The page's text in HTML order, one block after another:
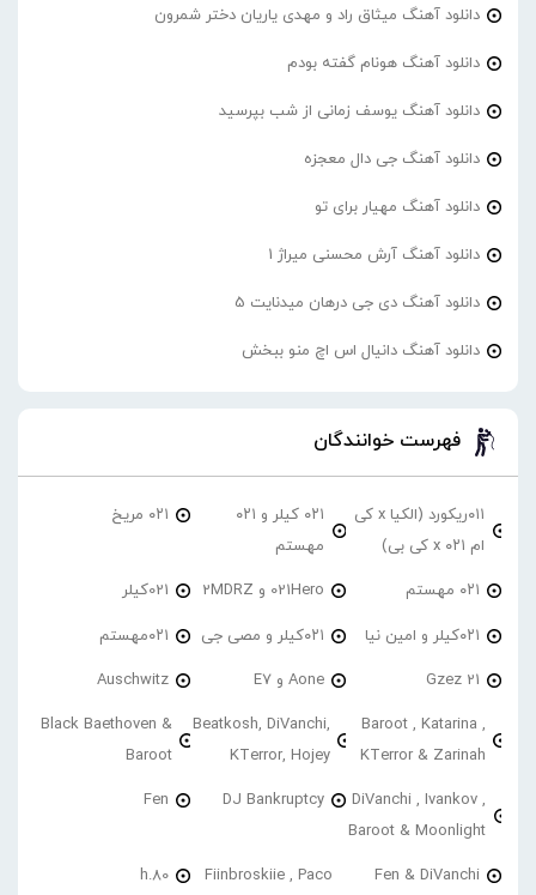
دانلود آهنگ میثاق راد و مهدی یاریان دختر شمرون
دانلود آهنگ هونام گفته بودم
دانلود آهنگ یوسف زمانی از شب بپرسید
دانلود آهنگ جی دال معجزه
دانلود آهنگ مهیار برای تو
دانلود آهنگ آرش محسنی میراژ 1
دانلود آهنگ دی جی درهان میدنایت 5
دانلود آهنگ دانیال اس اچ منو ببخش
فهرست خوانندگان
۰۱۱ریکورد (الکیا x کی
ام ۰۲۱ x کی بی)
۰۲۱ کیلر و ۰۲۱
مهستم
۰۲۱ مریخ
۰۲۱ مهستم 021Hero و 2MDRZ 021کیلر
۰۲۱کیلر و امین نیا ۰۲۱کیلر و مصی جی ۰۲۱مهستم
21 Gzez Aone و E7 Auschwitz
Baroot , Katarina ,
KTerror & Zarinah
Beatkosh, DiVanchi,
KTerror, Hojey
Black Baethoven &
Baroot
DiVanchi , Ivankov ,
Baroot & Moonlight
DJ Bankruptcy
Fen
Fen & DiVanchi
Fiinbroskiie , Paco
h.80